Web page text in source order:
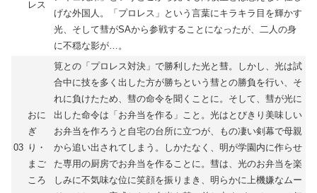
レス
げな外国人。「プロレス」という言葉にキラキラ目を輝かす
光、そして彗がSAから参戦することになったが、二人の身
に不穏な影が…。
03
おに
ぎ
り・
まご
ころ
筧との「プロレス対決」で勝利した光と彗。しかし、光は試
合中に技を多く出した方が勝ちという彗との勝負を行い、そ
れに負けたため、彗の命令を聞くことに。そして、彗が光に
出した命令は「お弁当を作る」こと。光はとびきり美味しい
お弁当を作ろうと自宅の台所に立つが、もの凄い剣幕で母親
から追い出されてしまう。しかたなく、明が学園内に作らせ
た専用の厨房でお弁当を作ることに。彗は、光のお弁当を楽
しみに不気味な位に笑顔を振りまき、明らかに上機嫌なムー